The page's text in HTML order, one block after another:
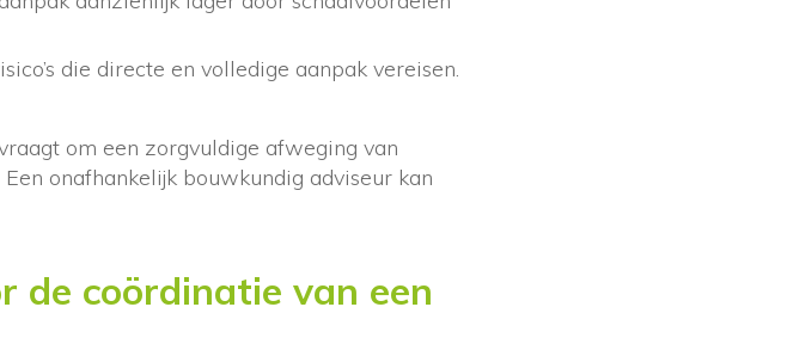
die directe en volledige aanpak vereisen.
om een zorgvuldige afweging van
onafhankelijk bouwkundig adviseur kan
de coördinatie van een